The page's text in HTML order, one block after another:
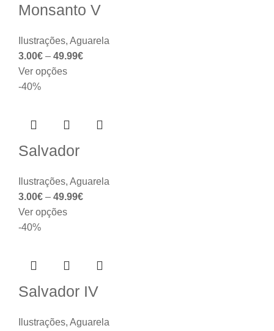
Monsanto V
Ilustrações, Aguarela
3.00€ – 49.99€
Ver opções
-40%
Salvador
Ilustrações, Aguarela
3.00€ – 49.99€
Ver opções
-40%
Salvador IV
Ilustrações, Aguarela